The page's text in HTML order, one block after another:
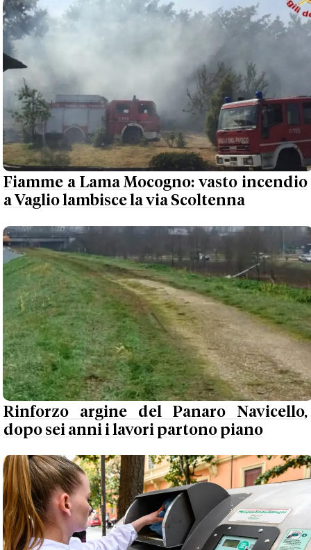
Fiamme a Lama Mocogno: vasto incendio
a Vaglio lambisce la via Scoltenna
Rinforzo argine del Panaro Navicello,
dopo sei anni i lavori partono piano